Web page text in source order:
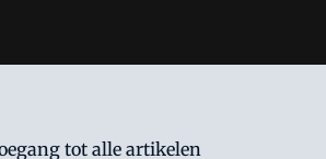
van VMN media. Lees in
staat. Op gebruik van deze site zijn de
tot alle artikelen